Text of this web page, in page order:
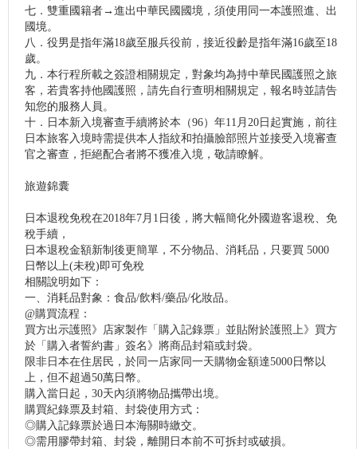
七．雙重國籍者→進出中華民國國境，須使用同一本護照進、出
國境。
八．役男是指年滿18歲至服兵役前，接近役齡是指年滿16歲至18
歲。
九．本行程所載之簽證相關規定，對象均為持中華民國護照之旅
客，若貴客持他國護照，請先自行查明相關規定，報名時並請告
知您的服務人員。
十．日本新入境審查手續將於本（96）年11月20日起實施，前往
日本旅客入境時需提供本人指紋和拍攝臉部照片並接受入境審查
官之審查，拒絕配合者將不獲准入境，敬請瞭解。
旅遊錦囊
日本退稅免稅在2018年7月1日後，將大幅簡化外國遊客退稅、免
稅手續，
日本退稅金額新制後更簡單，不分物品、消耗品，只要買 5000
日幣以上(未稅)即可免稅
相關說明如下：
一、消耗品對象：食品/飲料/藥品/化妝品。
@購買流程：
買方出示護照》店家製作「購入記錄票」並貼附於護照上》買方
於「購入者誓約書」簽名》將商品封箱或封袋。
限非日本在住居民，於同一店家同一天購物金額達5000日幣以
上，但不超過50萬日幣。
購入當日起，30天內須將物品攜帶出境。
購買紀錄票及封箱、封袋使用方式：
◎購入記錄票於過日本海關時繳交。
◎需用膠帶封箱、封袋，離開日本前不可拆封或破損。